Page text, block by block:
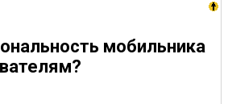
мобильника